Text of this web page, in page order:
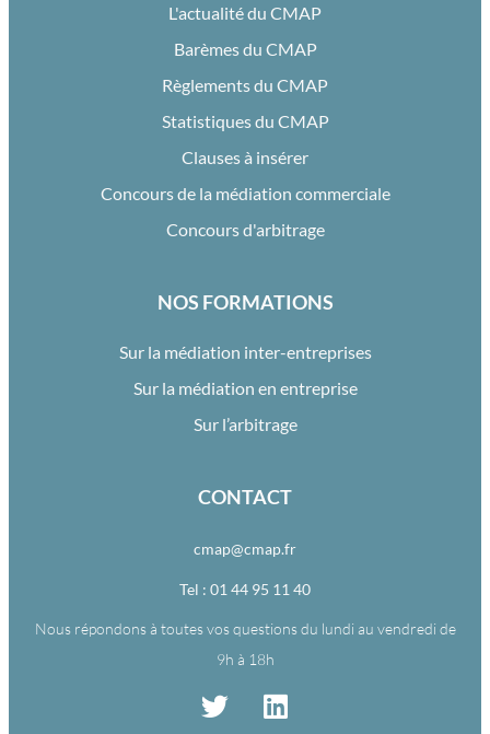
L'actualité du CMAP
Barèmes du CMAP
Règlements du CMAP
Statistiques du CMAP
Clauses à insérer
Concours de la médiation commerciale
Concours d'arbitrage
NOS FORMATIONS
Sur la médiation inter-entreprises
Sur la médiation en entreprise
Sur l’arbitrage
CONTACT
cmap@cmap.fr
Tel : 01 44 95 11 40
Nous répondons à toutes vos questions du lundi au vendredi de
9h à 18h